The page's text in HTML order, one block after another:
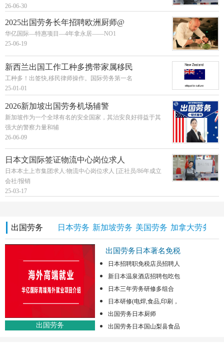
26-06-30
2025出国劳务长年招聘欧洲厨师@
华亿国际—特惠项目—4年拿永居——NO1
25-06-19
新西兰出国工作工种多携带家属移民
工种多！出签快,移民律师操作。国际劳务第一名
25-01-01
2026新加坡出国劳务机场辅警
新加坡作为一个全球有名的安全国家，其治安良好得益于其
强大的警察力量和辅
26-06-09
日本文国际签证物流中心岗位求人
日本本土上市集团求人:物流中心岗位求人 [正社员/86年成立
会社/报销
25-03-17
出国劳务 日本劳务 新加坡劳务 美国劳务 加拿大劳务
出国劳务
出国劳务日本著名免税
日本招聘职免税店员招聘人
新日本温泉酒店招聘包吃包
日本三年劳务研修多组合
日本研修(电焊,食品,印刷，
出国劳务日本厨师
出国劳务日本国山梨县食品